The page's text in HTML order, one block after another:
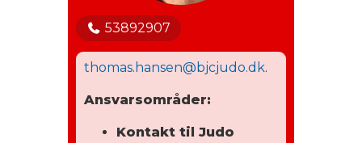
53892907
thomas.hansen@bjcjudo.dk.
Ansvarsområder:
Kontakt til Judo